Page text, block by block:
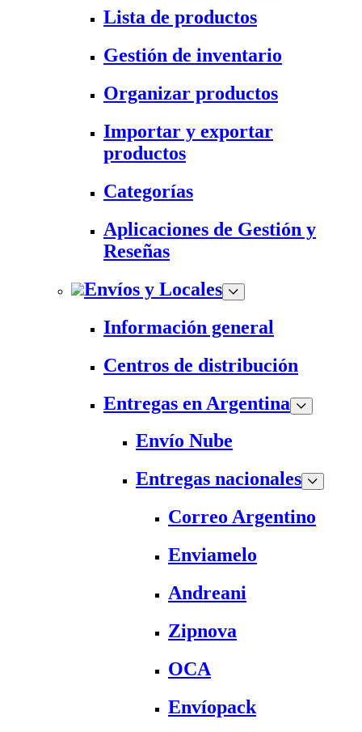
Lista de productos
Gestión de inventario
Organizar productos
Importar y exportar
productos
Categorías
Aplicaciones de Gestión y
Reseñas
Envíos y Locales
Información general
Centros de distribución
Entregas en Argentina
Envío Nube
Entregas nacionales
Correo Argentino
Enviamelo
Andreani
Zipnova
OCA
Envíopack